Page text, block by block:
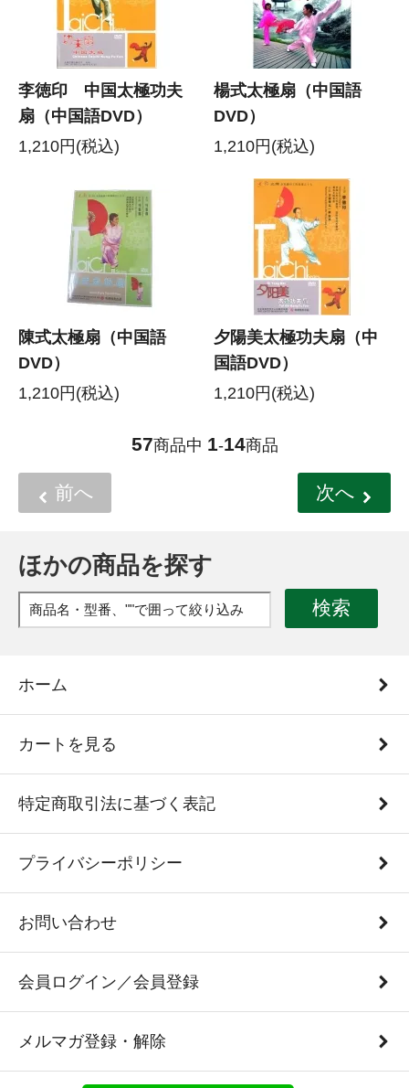
李徳印 中国太極功夫
扇（中国語DVD）
1,210円(税込)
楊式太極扇（中国語
DVD）
1,210円(税込)
陳式太極扇（中国語
DVD）
1,210円(税込)
夕陽美太極功夫扇（中
国語DVD）
1,210円(税込)
57商品中 1-14商品
前へ 次へ
ほかの商品を探す
検索
ホーム
カートを見る
特定商取引法に基づく表記
プライバシーポリシー
お問い合わせ
会員ログイン／会員登録
メルマガ登録・解除